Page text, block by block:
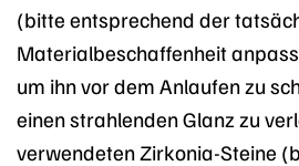
(bitte entsprechend der
Materialbeschaffenheit
um ihn vor dem Anlaufen zu
einen strahlenden Glanz zu
verwendeten Zirkonia-Steine